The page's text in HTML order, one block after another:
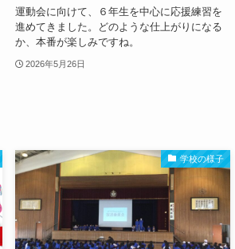
運動会に向けて、６年生を中心に応援練習を
進めてきました。どのような仕上がりになる
か、本番が楽しみですね。
2026年5月26日
学校の様子